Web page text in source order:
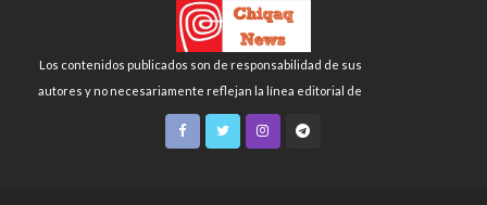
Los contenidos publicados son de responsabilidad de sus
autores y no necesariamente reflejan la línea editorial de
Chiqaq News o de la FLCH-UNMSM.